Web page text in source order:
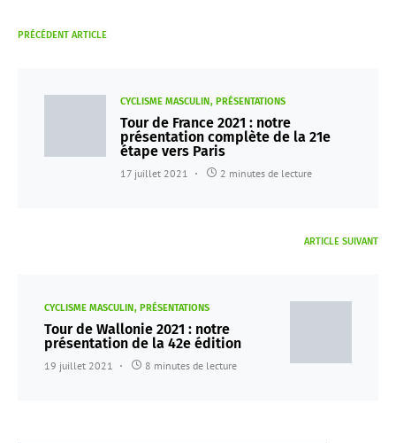
PRÉCÉDENT ARTICLE
CYCLISME MASCULIN PRÉSENTATIONS
Tour de France 2021 : notre
présentation complète de la 21e
étape vers Paris
17 juillet 2021 2 minutes de lecture
ARTICLE SUIVANT
CYCLISME MASCULIN PRÉSENTATIONS
Tour de Wallonie 2021 : notre
présentation de la 42e édition
19 juillet 2021 8 minutes de lecture